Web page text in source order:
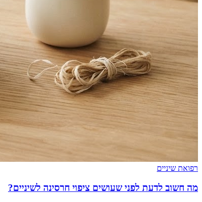
רפואת שיניים
מה חשוב לדעת לפני שעושים ציפוי חרסינה לשיניים?